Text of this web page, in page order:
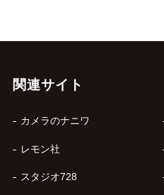
関連サイト
カメラのナニワ
レモン社
スタジオ728